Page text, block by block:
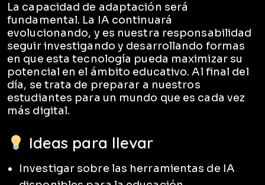
La capacidad de adaptación será
fundamental. La IA continuará
evolucionando, y es nuestra responsabilidad
seguir investigando y desarrollando formas
en que esta tecnología pueda maximizar su
potencial en el ámbito educativo. Al final del
día, se trata de preparar a nuestros
estudiantes para un mundo que es cada vez
más digital.
Ideas para llevar
Investigar sobre las herramientas de IA